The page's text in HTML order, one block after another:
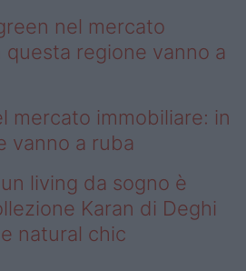
nel mercato
questa regione vanno a
mercato immobiliare: in
vanno a ruba
living da sogno è
Karan di Deghi
natural chic